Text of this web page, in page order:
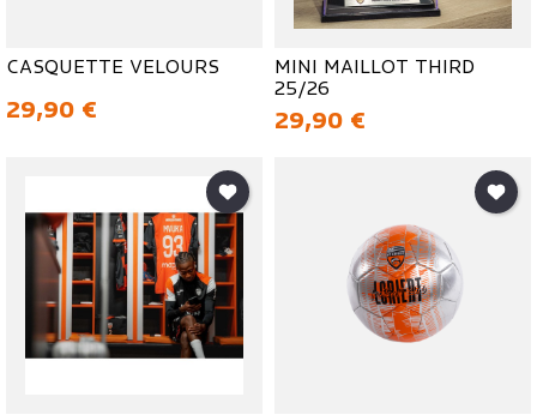
CASQUETTE VELOURS
Prix
29,90 €
MINI MAILLOT THIRD
25/26
Prix
29,90 €